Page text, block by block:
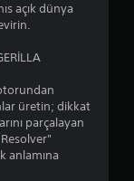
açık dünya
üretin; dikkat
parçalayan
anlamına